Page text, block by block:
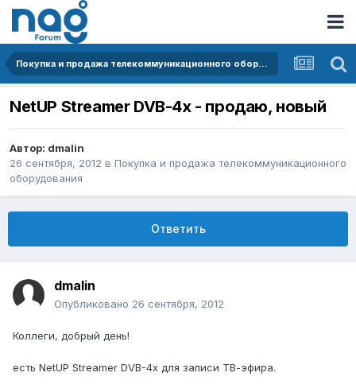
Покупка и продажа телекоммуникационного оборудования
NetUP Streamer DVB-4x - продаю, новый
Автор: dmalin
26 сентября, 2012 в Покупка и продажа телекоммуникационного
оборудования
Ответить
dmalin
Опубликовано 26 сентября, 2012
Коллеги, добрый день!
есть NetUP Streamer DVB-4x для записи ТВ-эфира.